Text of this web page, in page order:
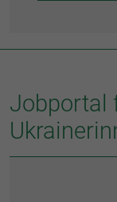
Jobportal